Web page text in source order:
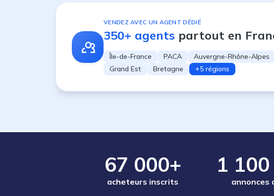
VENDEZ AVEC UN AGENT DÉDIÉ
350+ agents partout en
Île-de-France PACA Auvergne-Rhône-Alpes
Grand Est
Bretagne +5 régions
67 000+
acheteurs inscrits
1
annonces